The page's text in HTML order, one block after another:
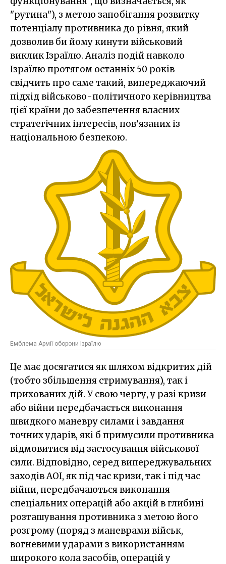
"рутина"), з метою запобігання розвитку
потенціалу противника до рівня, який
дозволив би йому кинути військовий
виклик Ізраїлю. Аналіз подій навколо
Ізраїлю протягом останніх 50 років
свідчить про саме такий, випереджаючий
підхід військово-політичного керівництва
цієї країни до забезпечення власних
стратегічних інтересів, пов’язаних із
національною безпекою.
Емблема Армії оборони Ізраїлю
Це має досягатися як шляхом відкритих дій
(тобто збільшення стримування), так і
прихованих дій. У свою чергу, у разі кризи
або війни передбачається виконання
швидкого маневру силами і завдання
точних ударів, які б примусили противника
відмовитися від застосування військової
сили. Відповідно, серед випереджувальних
заходів АОІ, як під час кризи, так і під час
війни, передбачаються виконання
спеціальних операцій або акцій в глибині
розташування противника з метою його
розгрому (поряд з маневрами військ,
вогневими ударами з використанням
широкого кола засобів, операцій у